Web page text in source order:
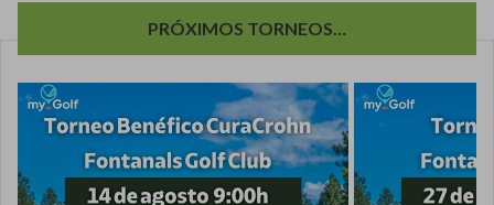
PRÓXIMOS TORNEOS…